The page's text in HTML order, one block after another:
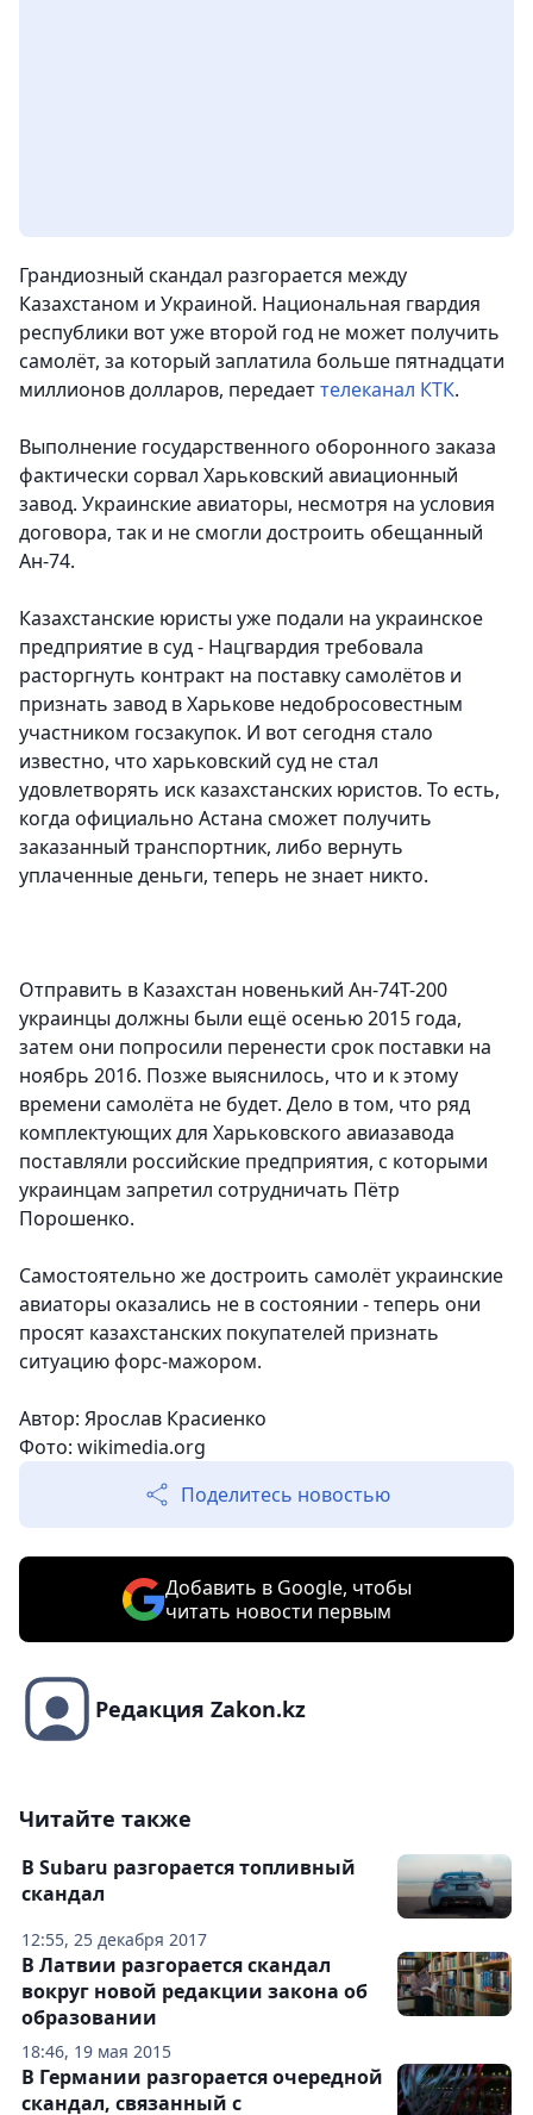
Грандиозный скандал разгорается между
Казахстаном и Украиной. Национальная гвардия
республики вот уже второй год не может получить
самолёт, за который заплатила больше пятнадцати
миллионов долларов, передаеттелеканал КТК.
Выполнение государственного оборонного заказа
фактически сорвал Харьковский авиационный
завод. Украинские авиаторы, несмотря на условия
договора, так и не смогли достроить обещанный
Ан-74.
Казахстанские юристы уже подали на украинское
предприятие в суд - Нацгвардия требовала
расторгнуть контракт на поставку самолётов и
признать завод в Харькове недобросовестным
участником госзакупок. И вот сегодня стало
известно, что харьковский суд не стал
удовлетворять иск казахстанских юристов. То есть,
когда официально Астана сможет получить
заказанный транспортник, либо вернуть
уплаченные деньги, теперь не знает никто.
Отправить в Казахстан новенький Ан-74Т-200
украинцы должны были ещё осенью 2015 года,
затем они попросили перенести срок поставки на
ноябрь 2016. Позже выяснилось, что и к этому
времени самолёта не будет. Дело в том, что ряд
комплектующих для Харьковского авиазавода
поставляли российские предприятия, с которыми
украинцам запретил сотрудничать Пётр
Порошенко.
Самостоятельно же достроить самолёт украинские
авиаторы оказались не в состоянии - теперь они
просят казахстанских покупателей признать
ситуацию форс-мажором.
Автор: Ярослав Красиенко
Фото: wikimedia.org
Поделитесь новостью
Добавить в Google, чтобы
читать новости первым
Редакция Zakon.kz
Читайте также
12:55, 25 декабря 2017
В Subaru разгорается топливный
скандал
18:46, 19 мая 2015
В Латвии разгорается скандал
вокруг новой редакции закона об
образовании
В Германии разгорается очередной
скандал, связанный с